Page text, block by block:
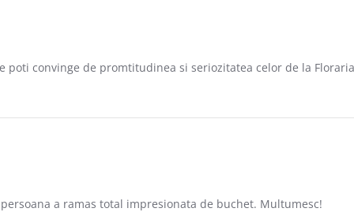
poti convinge de promtitudinea si seriozitatea celor de la
a ramas total impresionata de buchet. Multumesc!